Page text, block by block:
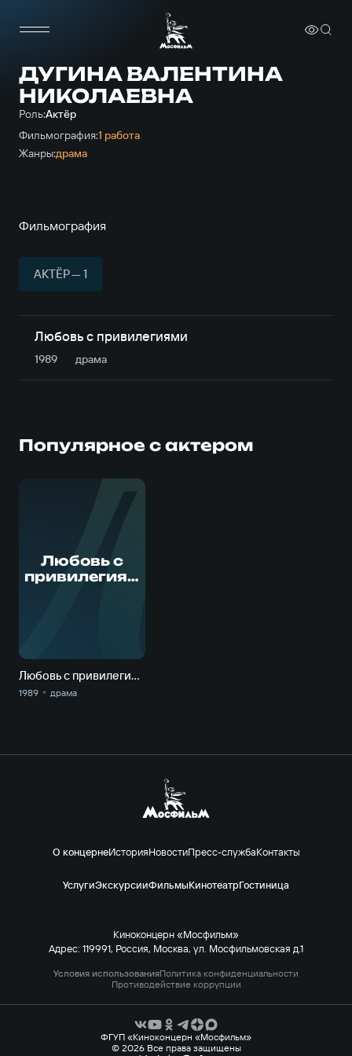
ДУГИНА ВАЛЕНТИНА
НИКОЛАЕВНА
Роль:Актёр
Фильмография:1 работа
Жанры:драма
Фильмография
АКТЁР — 1
Любовь с привилегиями
1989 драма
Популярное с актером
Любовь с
привилегиям
Любовь с привилегиями
1989 драма
О концернеИсторияНовостиПресс-службаКонтакты
УслугиЭкскурсииФильмыКинотеатрГостиница
Киноконцерн «Мосфильм»
Адрес: 119991, Россия, Москва, ул. Мосфильмовская д.1
Условия использованияПолитика конфиденциальности
Противодействие коррупции
ФГУП «Киноконцерн «Мосфильм»
© 2026 Все права защищены